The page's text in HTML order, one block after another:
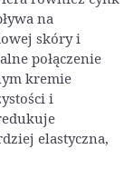
na
skóry i
połączenie
kremie
i
elastyczna,